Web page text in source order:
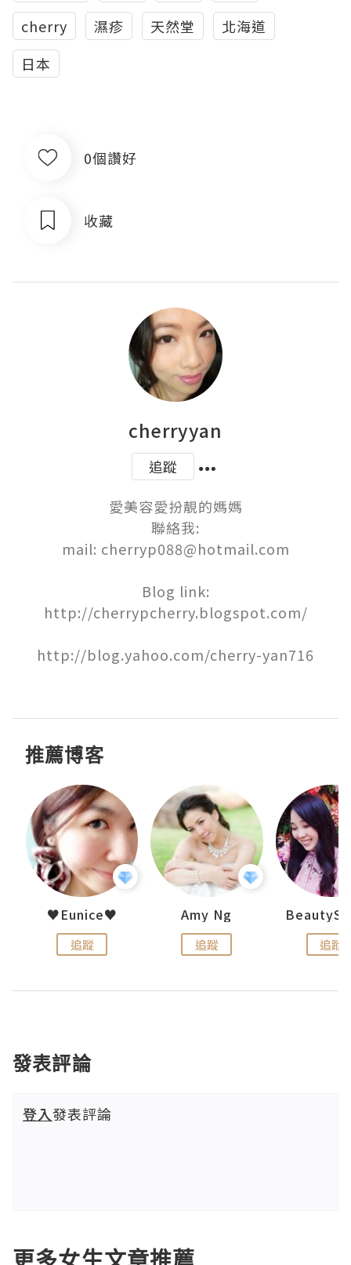
cherry
濕疹 天然堂
北海道
日本
0個讚好
收藏
cherryyan
追蹤
愛美容愛扮靚的媽媽
聯絡我:
mail: cherryp088@hotmail.com
Blog link:
http://cherrypcherry.blogspot.com/
http://blog.yahoo.com/cherry-yan716
推薦博客
♥Eunice♥
追蹤
Amy Ng
追蹤 追蹤
發表評論
登入發表評論